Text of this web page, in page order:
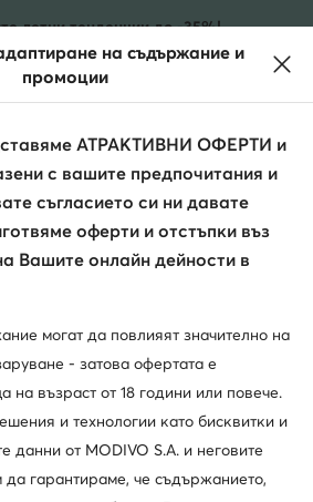
летни тенденции до -35%!
МЪЖКИЧАНТИ
стил
на съдържание и
промоции
АТРАКТИВНИ ОФЕРТИ и
с вашите предпочитания и
съгласието си ни давате
оферти и отстъпки въз
Вашите онлайн дейности в
могат да повлияят значително на
- затова офертата е
на възраст от 18 години или повече.
и технологии като бисквитки и
данни от MODIVO S.A. и неговите
гарантираме, че съдържанието,